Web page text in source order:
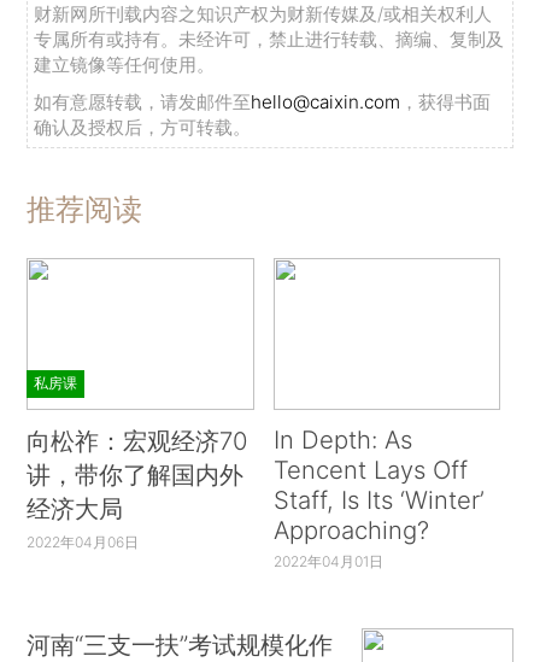
财新网所刊载内容之知识产权为财新传媒及/或相关权利人
专属所有或持有。未经许可，禁止进行转载、摘编、复制及
建立镜像等任何使用。
如有意愿转载，请发邮件至hello@caixin.com ，获得书面
确认及授权后，方可转载。
推荐阅读
私房课
向松祚：宏观经济70
讲，带你了解国内外
经济大局
2022年04月06日
In Depth: As
Tencent Lays Off
Staff, Is Its ‘Winter’
Approaching?
2022年04月01日
河南“三支一扶”考试规模化作